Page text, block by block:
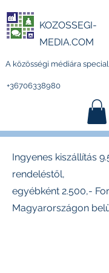
KOZOSSEGI-
MEDIA.COM
A közösségi médiára
+36706338980
Ingyenes kiszállítás
rendeléstől,
egyébként 2.500,-
Magyarországon